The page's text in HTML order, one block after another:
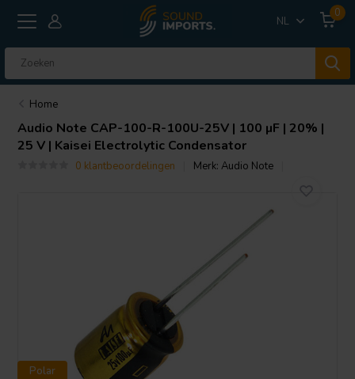
NL
0
Home
Audio Note CAP-100-R-100U-25V | 100 µF | 20% |
25 V | Kaisei Electrolytic Condensator
0 klantbeoordelingen Merk:Audio Note
Polar